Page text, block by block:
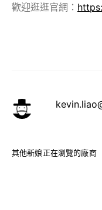
歡迎逛逛官網：
其他新娘正在瀏覽的廠商